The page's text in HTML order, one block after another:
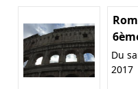
Du
2017